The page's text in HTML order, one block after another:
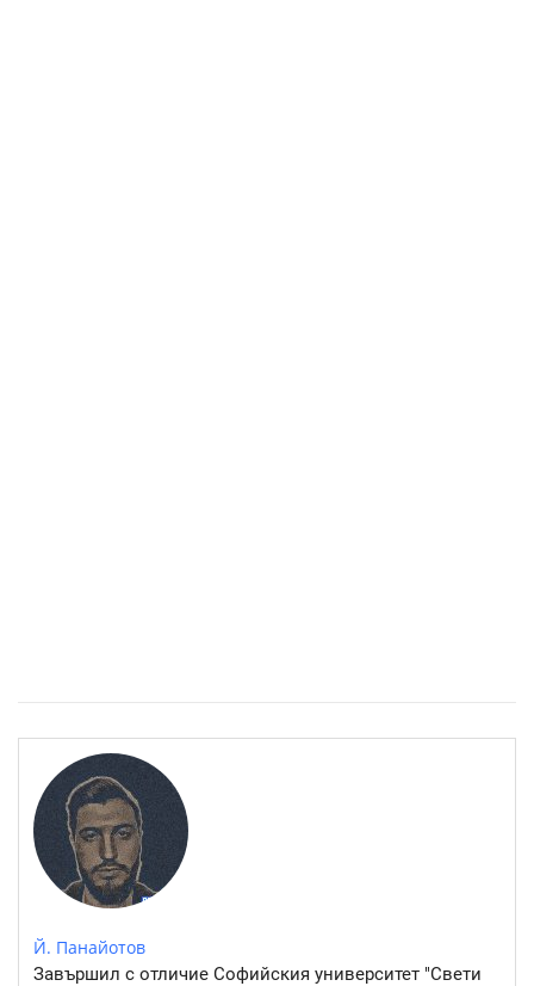
Й. Панайотов
Завършил с отличие Софийския университет "Свети